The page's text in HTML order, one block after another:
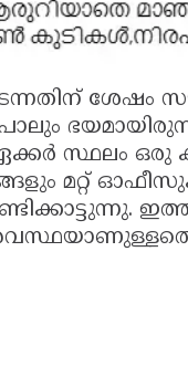
ശേഷം
സ്ഥലം ഒരു
മറ്റ്